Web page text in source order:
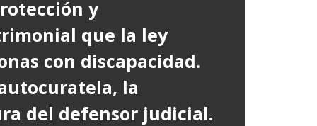
y
que la ley
con discapacidad.
la
del defensor judicial.